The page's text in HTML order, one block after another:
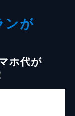
ンが
ホ代が